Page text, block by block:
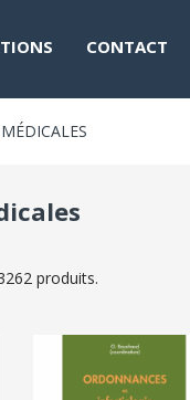
CONTACT
produits.